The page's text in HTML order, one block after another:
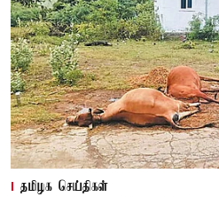
தமிழக செய்திகள்